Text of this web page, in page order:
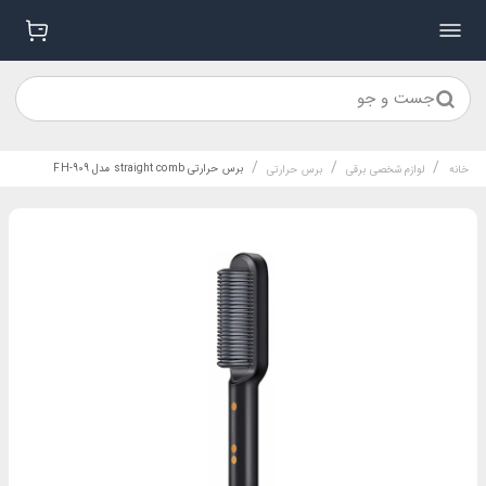
جست و جو
خانه / لوازم شخصی برقی / برس حرارتی / برس حرارتی straight comb مدل FH-909